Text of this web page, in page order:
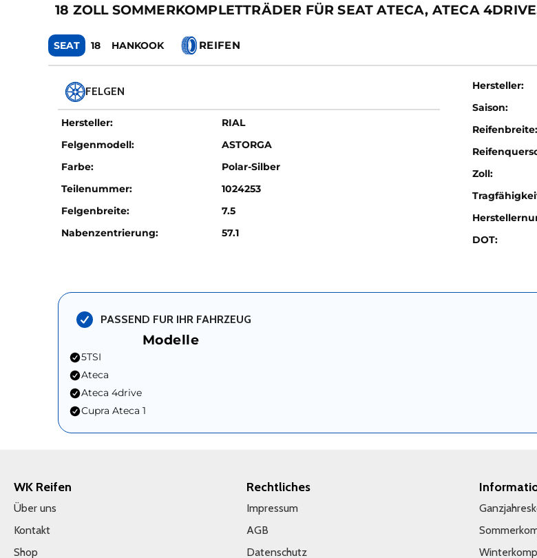
18 ZOLL SOMMERKOMPLETTRÄDER FÜR SEAT ATECA, ATECA
SEAT 18 HANKOOK REIFEN
FELGEN
Hersteller:
RIAL
Felgenmodell:
ASTORGA
Farbe:
Polar-Silber
Teilenummer:
1024253
Felgenbreite:
7.5
Nabenzentrierung:
57.1
Hersteller:
Saison:
Reifenbreite:
Zoll:
DOT:
PASSEND FUR IHR FAHRZEUG
Modelle
5TSI
Ateca
Ateca 4drive
Cupra Ateca 1
WK Reifen
Über uns
Kontakt
Shop
Rechtliches
Impressum
AGB
Datenschutz